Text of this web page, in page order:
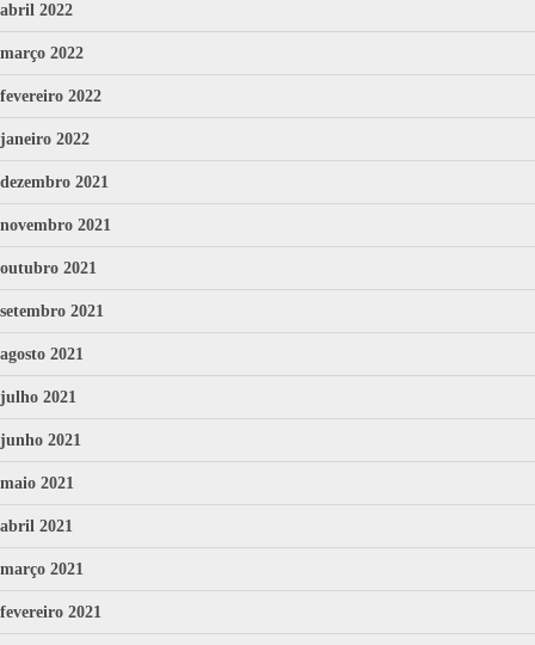
abril 2022
março 2022
fevereiro 2022
janeiro 2022
dezembro 2021
novembro 2021
outubro 2021
setembro 2021
agosto 2021
julho 2021
junho 2021
maio 2021
abril 2021
março 2021
fevereiro 2021